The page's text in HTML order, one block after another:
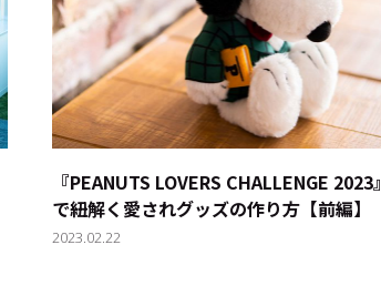
『PEANUTS LOVERS CHALLENGE 2023』
で紐解く愛されグッズの作り方【前編】
2023.02.22